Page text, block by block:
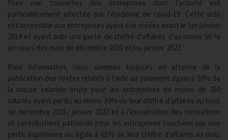
fixes non couvertes des entreprises dont l’activité est
particulièrement affectée par l’épidémie de covid-19. Cette aide
est accessible aux entreprises ayant été créées avant le 1er janvier
2019 et ayant subi une perte de chiffre d’affaires d’au moins 50 %
au cours des mois de décembre 2021 et/ou janvier 2022.
Pour information, nous sommes toujours en attente de la
publication des textes relatifs à l’aide au paiement égale à 20% de
la masse salariale brute pour les entreprises de moins de 250
salariés ayant perdu au moins 30% de leur chiffre d’affaires au mois
de décembre 2021/ janvier 2022 et à l’exonération des cotisations
et contributions patronale pour les entreprises touchées par une
perte supérieure ou égale à 65% de leur chiffre d’affaires au mois